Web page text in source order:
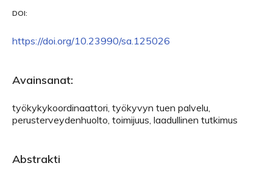
DOI:
https://doi.org/10.23990/sa.125026
Avainsanat:
työkykykoordinaattori, työkyvyn tuen palvelu,
perusterveydenhuolto, toimijuus, laadullinen tutkimus
Abstrakti